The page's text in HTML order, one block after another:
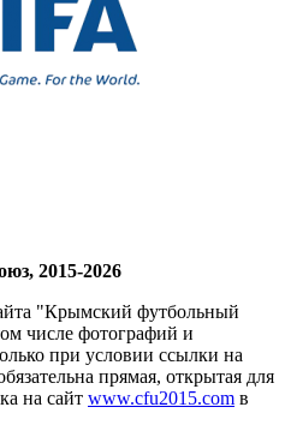
2015-2026
"Крымский футбольный
числе фотографий и
при условии ссылки на
прямая, открытая для
на сайт www.cfu2015.com в